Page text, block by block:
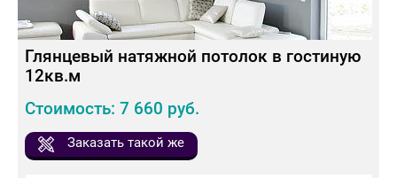
Глянцевый натяжной потолок в гостиную
12кв.м
Стоимость: 7 660 руб.
Заказать такой же